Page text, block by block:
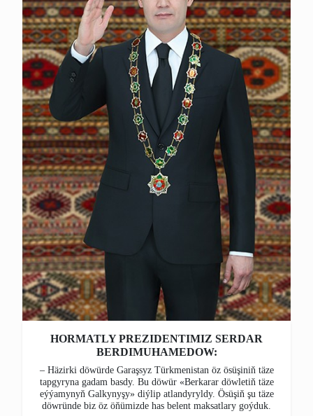
HORMATLY PREZIDENTIMIZ SERDAR
BERDIMUHAMEDOW:
– Häzirki döwürde Garaşsyz Türkmenistan öz ösüşiniň täze
tapgyryna gadam basdy. Bu döwür «Berkarar döwletiň täze
eýýamynyň Galkynyşy» diýlip atlandyryldy. Ösüşiň şu täze
döwründe biz öz öňümizde has belent maksatlary goýduk.